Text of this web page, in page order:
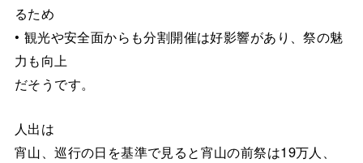
るため
• 観光や安全面からも分割開催は好影響があり、祭の魅
力も向上
だそうです。
人出は
宵山、巡行の日を基準で見ると宵山の前祭は19万人、